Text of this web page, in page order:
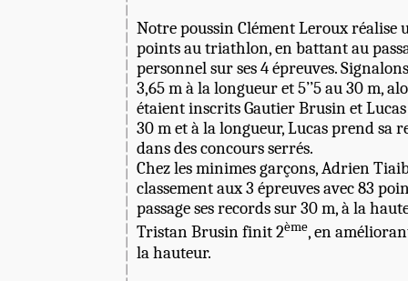
Notre poussin Clément Leroux réalise
points au triathlon, en battant au
personnel sur ses 4 épreuves.
3,65 m à la longueur et 5’’5 au 30 m,
étaient inscrits Gautier Brusin et
30 m et à la longueur, Lucas prend sa
dans des concours serrés.
Chez les minimes garçons, Adrien
classement aux 3 épreuves avec 83
passage ses records sur 30 m, à la
Tristan Brusin finit 2ème, en
la hauteur.